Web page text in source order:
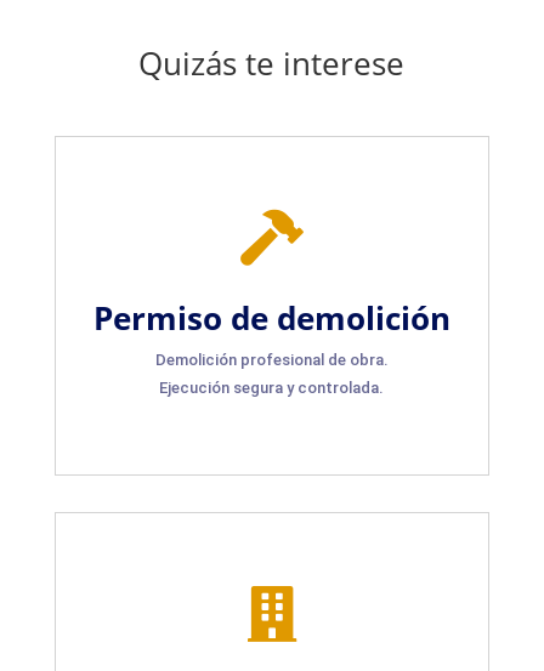
Quizás te interese

Permiso de demolición
Demolición profesional de obra.
Ejecución segura y controlada.
